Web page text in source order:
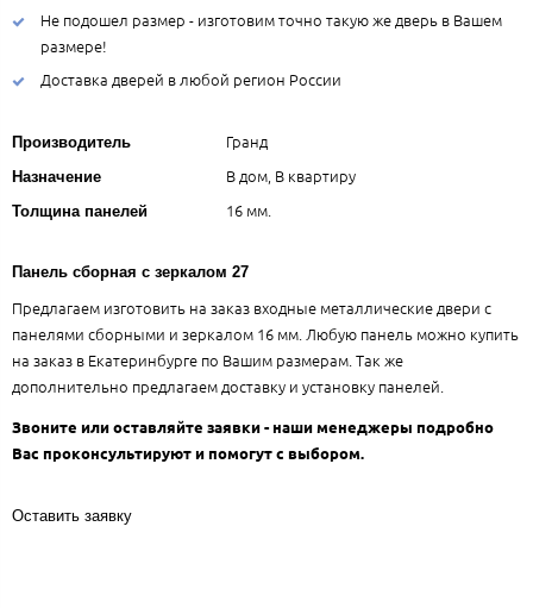
Не подошел размер - изготовим точно такую же дверь в Вашем
размере!
Доставка дверей в любой регион России
Производитель Гранд
Назначение В дом, В квартиру
Толщина панелей 16 мм.
Панель сборная с зеркалом 27
Предлагаем изготовить на заказ входные металлические двери с
панелями сборными и зеркалом 16 мм. Любую панель можно купить
на заказ в Екатеринбурге по Вашим размерам. Так же
дополнительно предлагаем доставку и установку панелей.
Звоните или оставляйте заявки - наши менеджеры подробно
Вас проконсультируют и помогут с выбором.
Оставить заявку